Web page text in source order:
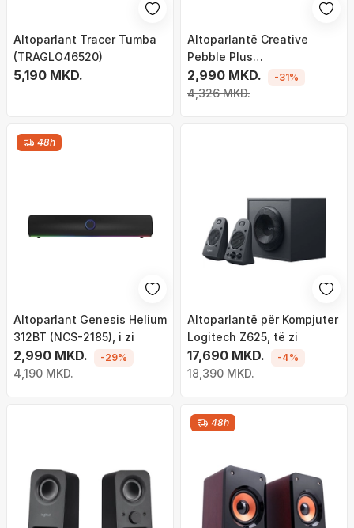
Altoparlant Tracer Tumba
(TRAGLO46520)
5,190 MKD.
Altoparlantë Creative
Pebble Plus
(51MF0480AA000)
2,990 MKD.
4,326 MKD.
-31%
48h
Altoparlant Genesis Helium
312BT (NCS-2185), i zi
2,990 MKD.
4,190 MKD.
-29%
Altoparlantë për Kompjuter
Logitech Z625, të zi
17,690 MKD.
18,390 MKD.
-4%
48h